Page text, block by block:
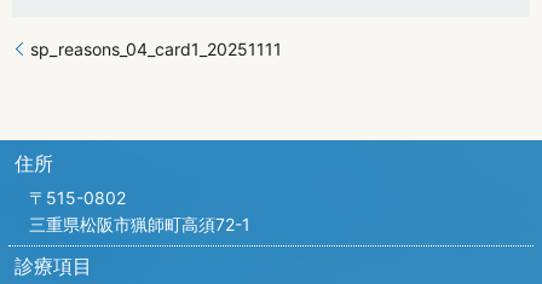
sp_reasons_04_card1_20251111
住所
〒515-0802
三重県松阪市猟師町高須72-1
診療項目